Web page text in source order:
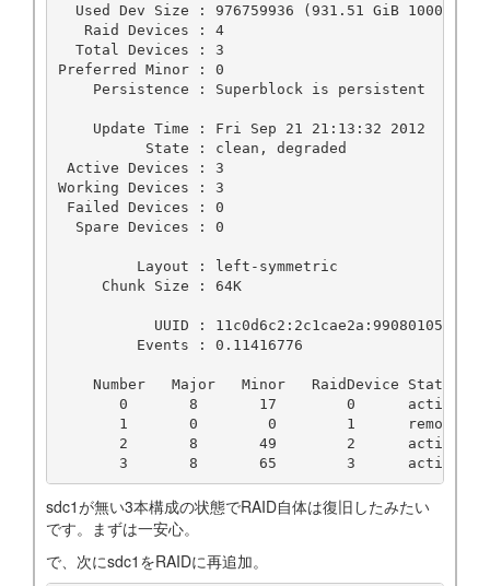
Used Dev Size : 976759936 (931.51 GiB 1000.20
   Raid Devices : 4
  Total Devices : 3
Preferred Minor : 0
    Persistence : Superblock is persistent
    Update Time : Fri Sep 21 21:13:32 2012
          State : clean, degraded
Active Devices : 3
Working Devices : 3
Failed Devices : 0
  Spare Devices : 0
         Layout : left-symmetric
     Chunk Size : 64K
UUID :
         Events : 0.11416776
    Number   Major   Minor   RaidDevice State
0       8       17        0      active
       1       0        0        1      removed
2       8       49        2      active
sdc1が無い3本構成の状態でRAID自体は復旧したみたい
です。まずは一安心。
で、次にsdc1をRAIDに再追加。